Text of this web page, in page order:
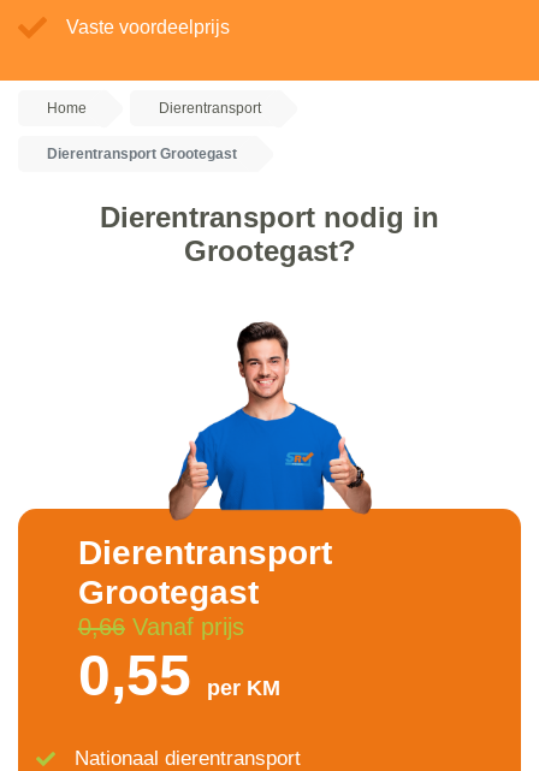
Vaste voordeelprijs
Home Dierentransport
Dierentransport Grootegast
Dierentransport nodig in
Grootegast?
Dierentransport
Grootegast
0,66Vanaf prijs
0,55 per KM
Nationaal dierentransport